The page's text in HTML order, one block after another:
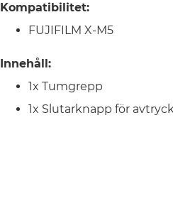
Kompatibilitet:
FUJIFILM X-M5
Innehåll:
1x Tumgrepp
1x Slutarknapp för